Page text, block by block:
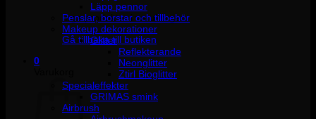
Inga produkter i varukorgen.
Gå tillbaka till butiken
0
Läpp pennor
Penslar, borstar och tillbehör
Makeup dekorationer
Glitter
Reflekterande
Neonglitter
Ztirl Bioglitter
Specialeffekter
GRIMAS smink
Airbrush